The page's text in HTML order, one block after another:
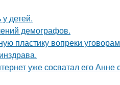
детей.
демографов.
пластику вопреки
уже сосватал его Анне